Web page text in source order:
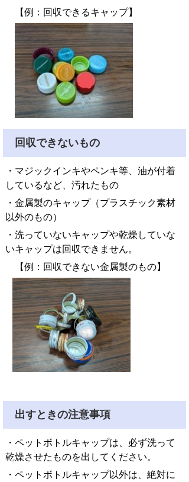
【例：回収できるキャップ】
回収できないもの
・マジックインキやペンキ等、油が付着
しているなど、汚れたもの
・金属製のキャップ（プラスチック素材
以外のもの）
・洗っていないキャップや乾燥していな
いキャップは回収できません。
【例：回収できない金属製のもの】
出すときの注意事項
・ペットボトルキャップは、必ず洗って
乾燥させたものを出してください。
・ペットボトルキャップ以外は、絶対に